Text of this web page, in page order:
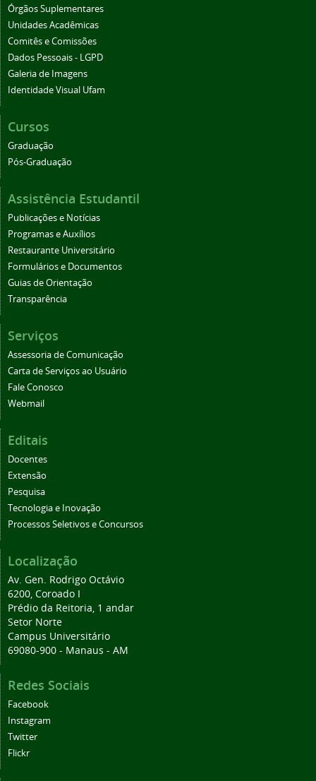
Órgãos Suplementares
Unidades Acadêmicas
Comitês e Comissões
Dados Pessoais - LGPD
Galeria de Imagens
Identidade Visual Ufam
Cursos
Graduação
Pós-Graduação
Assistência Estudantil
Publicações e Notícias
Programas e Auxílios
Restaurante Universitário
Formulários e Documentos
Guias de Orientação
Transparência
Serviços
Assessoria de Comunicação
Carta de Serviços ao Usuário
Fale Conosco
Webmail
Editais
Docentes
Extensão
Pesquisa
Tecnologia e Inovação
Processos Seletivos e Concursos
Localização
Av. Gen. Rodrigo Octávio
6200, Coroado I
Prédio da Reitoria, 1 andar
Setor Norte
Campus Universitário
69080-900 - Manaus - AM
Redes Sociais
Facebook
Instagram
Twitter
Flickr